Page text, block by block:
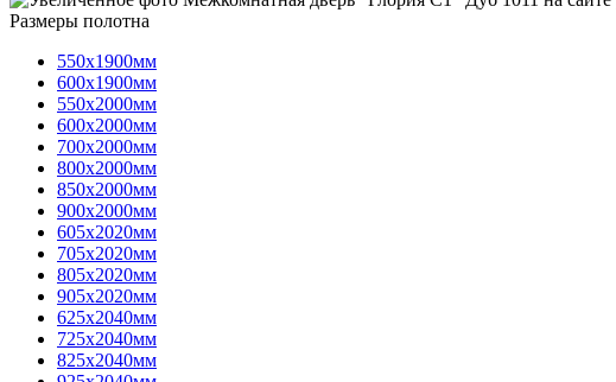
Размеры полотна
550х1900мм
600х1900мм
550х2000мм
600х2000мм
700х2000мм
800х2000мм
850х2000мм
900х2000мм
605х2020мм
705х2020мм
805х2020мм
905х2020мм
625х2040мм
725х2040мм
825х2040мм